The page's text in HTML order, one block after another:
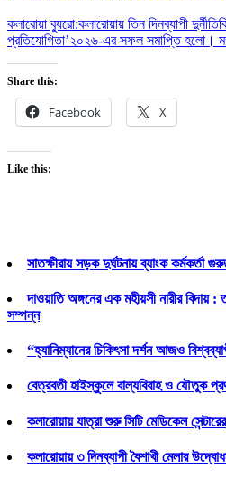
কলারোয়া ব্যুরো:কলারোয়ায় তিন দিনব্যাপী
প্রতিযোগিতা’২০২৬-এর সফল সমাপ্তি হলো।
Share this:
Facebook X
Like this:
সাতক্ষীরায় সড়ক দুর্ঘটনায় ব্যাংক কর্মকর্তা
দাওয়াতি অঙ্গনের এক মহীয়সী নারীর বিদায়
সম্পন্ন
“হ্যানিম্যানের চিকিৎসা দর্শন আজও
বেত্রবতী হাইস্কুলে বাল্যবিবাহ ও যৌতুক
কলারোয়ায় যাত্রা শুরু সিটি মেডিকেল সেন্টারের
কলারোয়ায় ৩ দিনব্যাপী বৈশাখী মেলার